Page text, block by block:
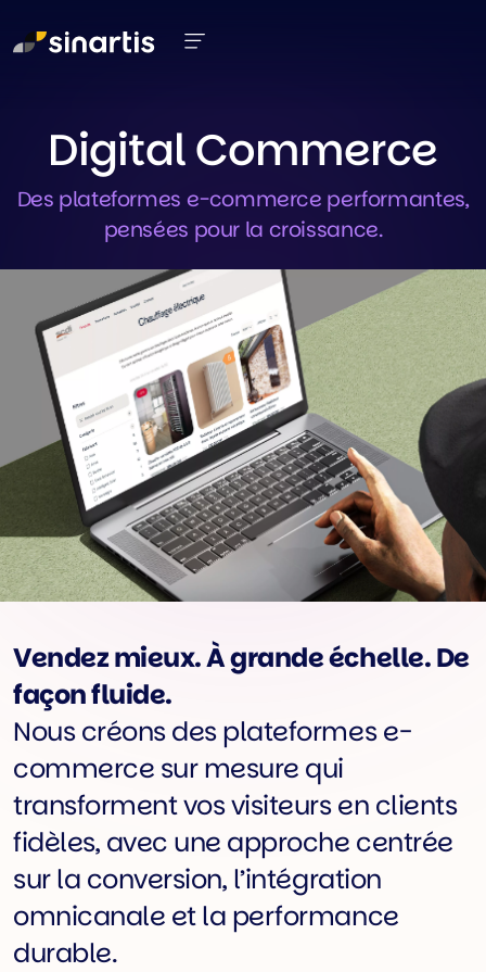
Digital Commerce
Des plateformes e-commerce performantes,
pensées pour la croissance.
Vendez mieux. À grande échelle. De
façon fluide.
Nous créons des plateformes e-
commerce sur mesure qui
transforment vos visiteurs en clients
fidèles, avec une approche centrée
sur la conversion, l’intégration
omnicanale et la performance
durable.